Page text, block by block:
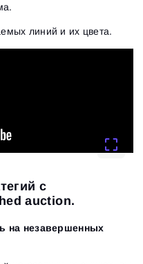
линий и их цвета.
с
auction.
на незавершенных
и мы отправим
предложения от
License agreement